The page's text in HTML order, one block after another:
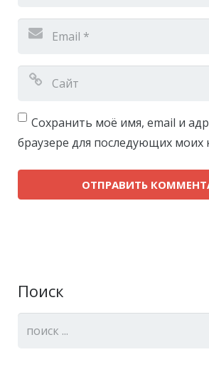
Сохранить моё имя, email и
браузере для последующих моих
Поиск